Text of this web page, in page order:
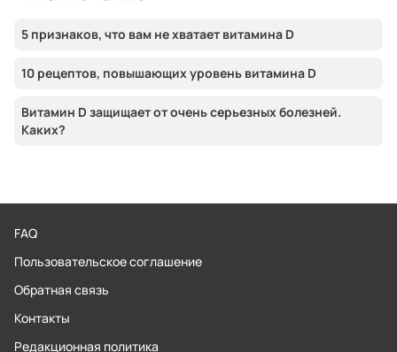
5 признаков, что вам не хватает витамина D
10 рецептов, повышающих уровень витамина D
Витамин D защищает от очень серьезных болезней.
Каких?
FAQ
Пользовательское соглашение
Обратная связь
Контакты
Редакционная политика